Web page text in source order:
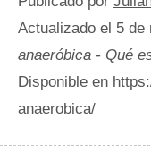
Actualizado el 5 de
anaeróbica - Qué
Disponible en
anaerobica/